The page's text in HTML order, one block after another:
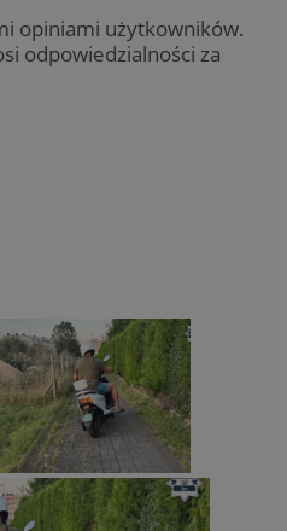
opiniami użytkowników.
odpowiedzialności za